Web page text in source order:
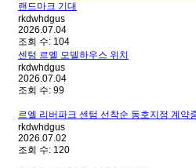
랜드마크 기대
rkdwhdgus
2026.07.04
조회 수: 104
센텀 르엘 모델하우스 위치
rkdwhdgus
2026.07.04
조회 수: 99
르엘 리버파크 센텀 선착순 동호지정 계약
rkdwhdgus
2026.07.02
조회 수: 120